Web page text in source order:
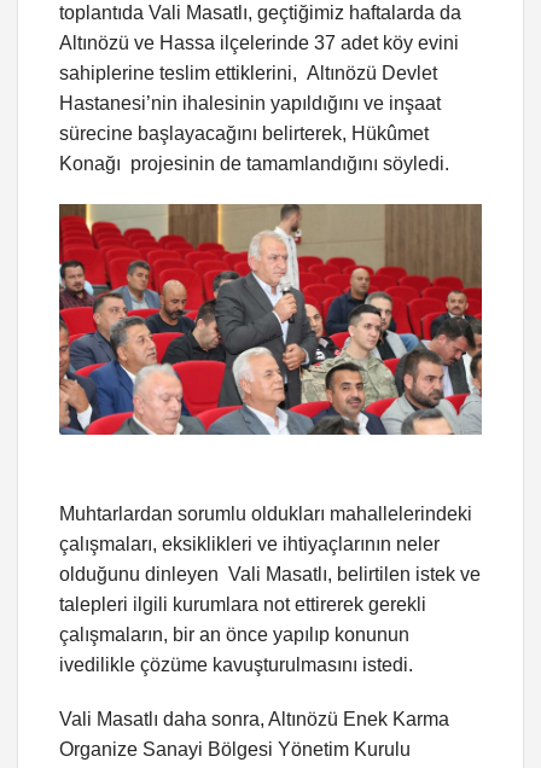
toplantıda Vali Masatlı, geçtiğimiz haftalarda da
Altınözü ve Hassa ilçelerinde 37 adet köy evini
sahiplerine teslim ettiklerini, Altınözü Devlet
Hastanesi’nin ihalesinin yapıldığını ve inşaat
sürecine başlayacağını belirterek, Hükûmet
Konağı projesinin de tamamlandığını söyledi.
Muhtarlardan sorumlu oldukları mahallelerindeki
çalışmaları, eksiklikleri ve ihtiyaçlarının neler
olduğunu dinleyen Vali Masatlı, belirtilen istek ve
talepleri ilgili kurumlara not ettirerek gerekli
çalışmaların, bir an önce yapılıp konunun
ivedilikle çözüme kavuşturulmasını istedi.
Vali Masatlı daha sonra, Altınözü Enek Karma
Organize Sanayi Bölgesi Yönetim Kurulu